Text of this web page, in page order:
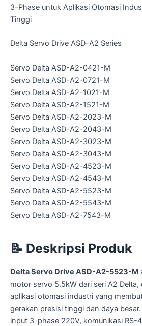
3-Phase untuk Aplikasi Otomasi
Tinggi
Delta Servo Drive ASD-A2 Series
Servo Delta ASD-A2-0421-M
Servo Delta ASD-A2-0721-M
Servo Delta ASD-A2-1021-M
Servo Delta ASD-A2-1521-M
Servo Delta ASD-A2-2023-M
Servo Delta ASD-A2-2043-M
Servo Delta ASD-A2-3023-M
Servo Delta ASD-A2-3043-M
Servo Delta ASD-A2-4523-M
Servo Delta ASD-A2-4543-M
Servo Delta ASD-A2-5523-M
Servo Delta ASD-A2-5543-M
Servo Delta ASD-A2-7543-M
📝 Deskripsi Produk
Delta Servo Drive ASD-A2-5523-M
motor servo 5.5kW dari seri A2
aplikasi otomasi industri yang
gerakan presisi tinggi dan daya
input 3-phase 220V, komunikasi RS-